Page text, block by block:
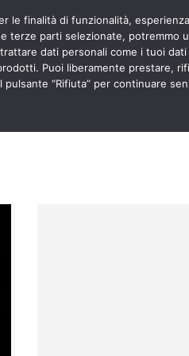
CURIOSITÀ NURSE TIMES
le finalità di funzionalità,
parti selezionate, potremmo
dati personali come i tuoi
Puoi liberamente prestare,
“Rifiuta” per continuare